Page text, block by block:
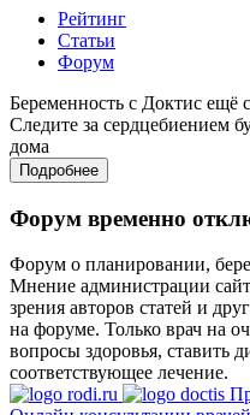
Рейтинг
Статьи
Форум
Беременность с Доктис ещё
Следите за сердцебиением
дома
Подробнее
Форум временно
Форум о планировании,
Мнение администрации
зрения авторов статей и
на форуме. Только врач на
вопросы здоровья, ставить
соответствующее лечение.